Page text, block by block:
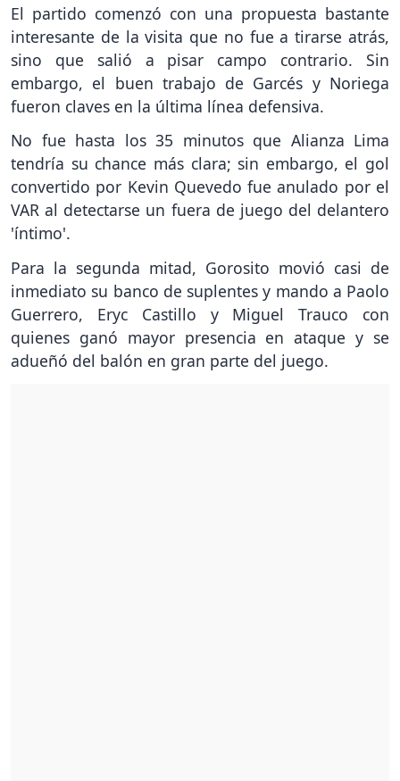
El partido comenzó con una propuesta bastante
interesante de la visita que no fue a tirarse atrás,
sino que salió a pisar campo contrario. Sin
embargo, el buen trabajo de Garcés y Noriega
fueron claves en la última línea defensiva.
No fue hasta los 35 minutos que Alianza Lima
tendría su chance más clara; sin embargo, el gol
convertido por Kevin Quevedo fue anulado por el
VAR al detectarse un fuera de juego del delantero
'íntimo'.
Para la segunda mitad, Gorosito movió casi de
inmediato su banco de suplentes y mando a Paolo
Guerrero, Eryc Castillo y Miguel Trauco con
quienes ganó mayor presencia en ataque y se
adueñó del balón en gran parte del juego.